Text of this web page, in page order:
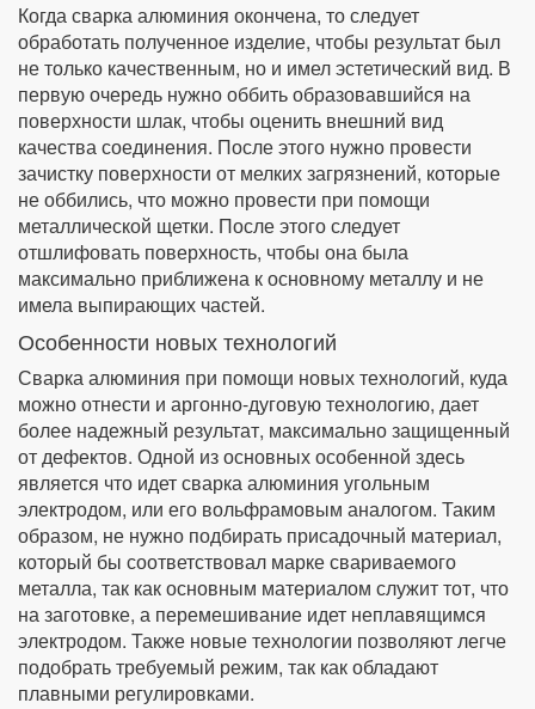
Когда сварка алюминия окончена, то следует
обработать полученное изделие, чтобы результат был
не только качественным, но и имел эстетический вид. В
первую очередь нужно оббить образовавшийся на
поверхности шлак, чтобы оценить внешний вид
качества соединения. После этого нужно провести
зачистку поверхности от мелких загрязнений, которые
не оббились, что можно провести при помощи
металлической щетки. После этого следует
отшлифовать поверхность, чтобы она была
максимально приближена к основному металлу и не
имела выпирающих частей.
Особенности новых технологий
Сварка алюминия при помощи новых технологий, куда
можно отнести и аргонно-дуговую технологию, дает
более надежный результат, максимально защищенный
от дефектов. Одной из основных особенной здесь
является что идет сварка алюминия угольным
электродом, или его вольфрамовым аналогом. Таким
образом, не нужно подбирать присадочный материал,
который бы соответствовал марке свариваемого
металла, так как основным материалом служит тот, что
на заготовке, а перемешивание идет неплавящимся
электродом. Также новые технологии позволяют легче
подобрать требуемый режим, так как обладают
плавными регулировками.